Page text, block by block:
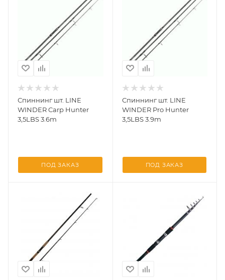
Спиннинг шт. LINE
WINDER Carp Hunter
3,5LBS 3.6m
ПОД ЗАКАЗ
Спиннинг шт. LINE
WINDER Pro Hunter
3,5LBS 3.9m
ПОД ЗАКАЗ